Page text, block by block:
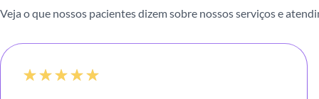
Veja o que nossos pacientes dizem sobre nossos serviços e